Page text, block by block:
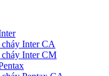
Inter CA
Inter CM